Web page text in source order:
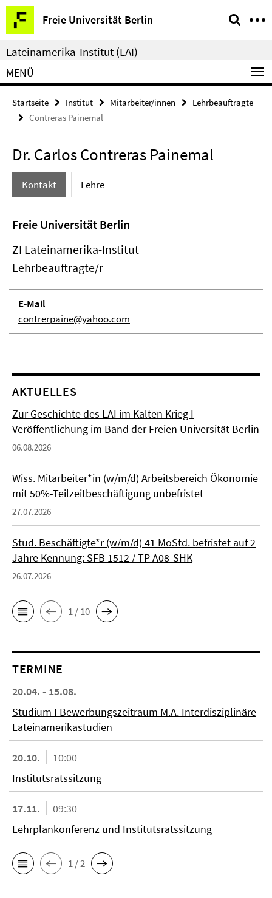
Springe
direkt
zu
Inhalt
Freie Universität Berlin
Service-
Navigation
Lateinamerika-Institut (LAI)
MENÜ
Startseite Institut Mitarbeiter/innen
Lehrbeauftragte
Contreras Painemal
Dr. Carlos Contreras Painemal
Kontakt Lehre
Freie Universität Berlin
ZI Lateinamerika-Institut
Lehrbeauftragte/r
E-Mail
contrerpaine@yahoo.com
AKTUELLES
Zur Geschichte des LAI im Kalten Krieg I
Veröffentlichung im Band der Freien Universität Berlin
06.08.2026
Wiss. Mitarbeiter*in (w/m/d) Arbeitsbereich Ökonomie
mit 50%-Teilzeitbeschäftigung unbefristet
27.07.2026
Stud. Beschäftigte*r (w/m/d) 41 MoStd. befristet auf 2
Jahre Kennung: SFB 1512 / TP A08-SHK
26.07.2026
1 / 10
TERMINE
20.04. - 15.08.
Studium I Bewerbungszeitraum M.A. Interdisziplinäre
Lateinamerikastudien
20.10.
10:00
Institutsratssitzung
17.11.
09:30
Lehrplankonferenz und Institutsratssitzung
1 / 2